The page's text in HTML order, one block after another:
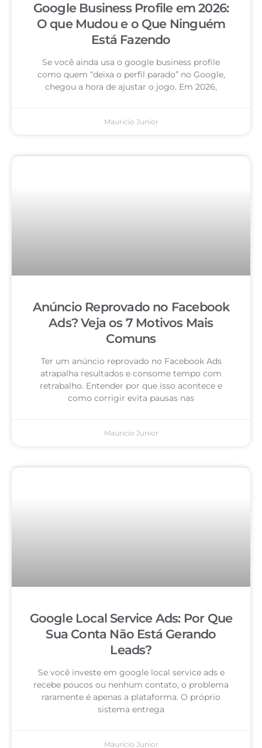
Google Business Profile em 2026:
O que Mudou e o Que Ninguém
Está Fazendo
Se você ainda usa o google business profile
como quem “deixa o perfil parado” no Google,
chegou a hora de ajustar o jogo. Em 2026,
Mauricio Junior
Anúncio Reprovado no Facebook
Ads? Veja os 7 Motivos Mais
Comuns
Ter um anúncio reprovado no Facebook Ads
atrapalha resultados e consome tempo com
retrabalho. Entender por que isso acontece e
como corrigir evita pausas nas
Mauricio Junior
Google Local Service Ads: Por Que
Sua Conta Não Está Gerando
Leads?
Se você investe em google local service ads e
recebe poucos ou nenhum contato, o problema
raramente é apenas a plataforma. O próprio
sistema entrega
Mauricio Junior